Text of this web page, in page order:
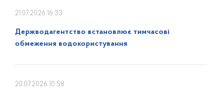
21.07.2026 16:33
Держводагентство встановлює тимчасові
обмеження водокористування
20.07.2026 10:58